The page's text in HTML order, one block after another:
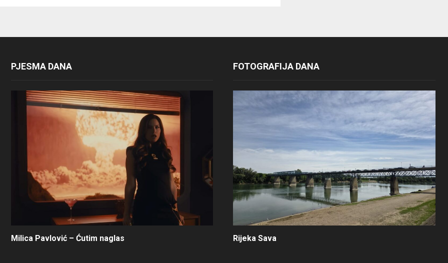
PJESMA DANA
Milica Pavlović – Ćutim naglas
FOTOGRAFIJA DANA
Rijeka Sava